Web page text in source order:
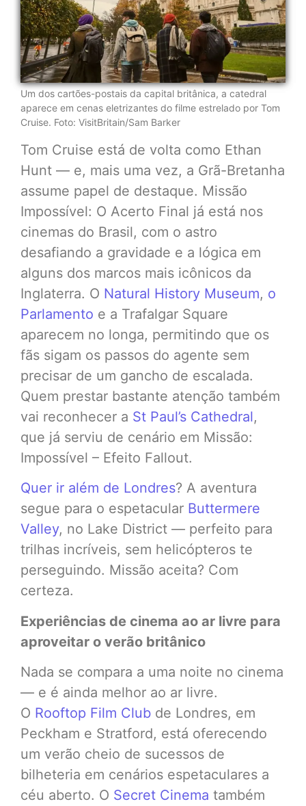
Um dos cartões-postais da capital britânica, a catedral
aparece em cenas eletrizantes do filme estrelado por Tom
Cruise. Foto: VisitBritain/Sam Barker
Tom Cruise está de volta como Ethan
Hunt — e, mais uma vez, a Grã-Bretanha
assume papel de destaque. Missão
Impossível: O Acerto Final já está nos
cinemas do Brasil, com o astro
desafiando a gravidade e a lógica em
alguns dos marcos mais icônicos da
Inglaterra. O Natural History Museum, o
Parlamento e a Trafalgar Square
aparecem no longa, permitindo que os
fãs sigam os passos do agente sem
precisar de um gancho de escalada.
Quem prestar bastante atenção também
vai reconhecer a St Paul’s Cathedral,
que já serviu de cenário em Missão:
Impossível – Efeito Fallout.
Quer ir além de Londres? A aventura
segue para o espetacular Buttermere
Valley, no Lake District — perfeito para
trilhas incríveis, sem helicópteros te
perseguindo. Missão aceita? Com
certeza.
Experiências de cinema ao ar livre para
aproveitar o verão britânico
Nada se compara a uma noite no cinema
— e é ainda melhor ao ar livre.
O Rooftop Film Club de Londres, em
Peckham e Stratford, está oferecendo
um verão cheio de sucessos de
bilheteria em cenários espetaculares a
céu aberto. O Secret Cinema também